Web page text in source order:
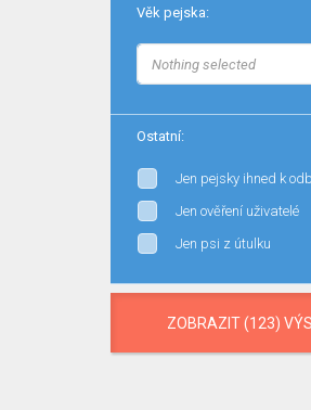
Věk pejska:
Nothing selected
Ostatní:
Jen pejsky ihned k
Jen ověření uživatelé
Jen psi z útulku
ZOBRAZIT (123)